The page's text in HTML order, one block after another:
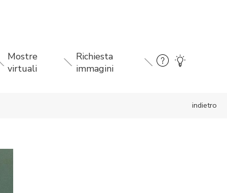
Mostre
virtuali
Richiesta
immagini
indietro